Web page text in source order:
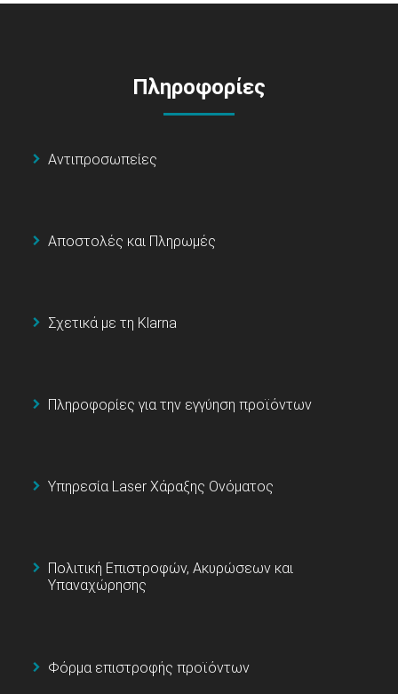
Πληροφορίες
Αντιπροσωπείες
Αποστολές και Πληρωμές
Σχετικά με τη Klarna
Πληροφορίες για την εγγύηση προϊόντων
Υπηρεσία Laser Χάραξης Ονόματος
Πολιτική Επιστροφών, Ακυρώσεων και
Υπαναχώρησης
Φόρμα επιστροφής προϊόντων